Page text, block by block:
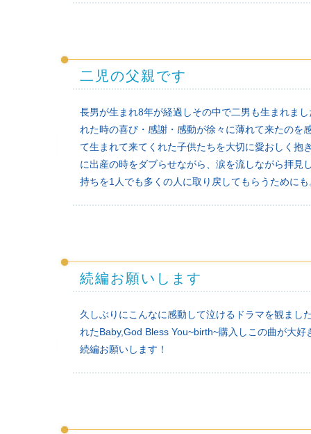
二児の父親です
長男が生まれ8年が経過しその中で二男も生まれま
れた時の喜び・感謝・感動が徐々に薄れて来たのを
て生まれて来てくれた子供たちを大切に愛おしく抱
に出産の時をダブらせながら、涙を流しながら拝見
持ちを1人でも多くの人に取り戻してもらうために
続編お願いします
久しぶりにこんなに感動して泣けるドラマを観まし
れたBaby,God Bless You~birth~購入しこの曲が大
続編お願いします！